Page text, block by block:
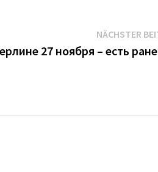
NÄCHSTER
27 ноября – есть